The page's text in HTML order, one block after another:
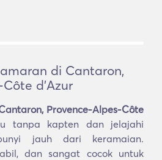
di Cantaron,
Côte d'Azur
Provence-Alpes-Côte
tanpa kapten dan jelajahi
jauh dari keramaian.
dan sangat cocok untuk